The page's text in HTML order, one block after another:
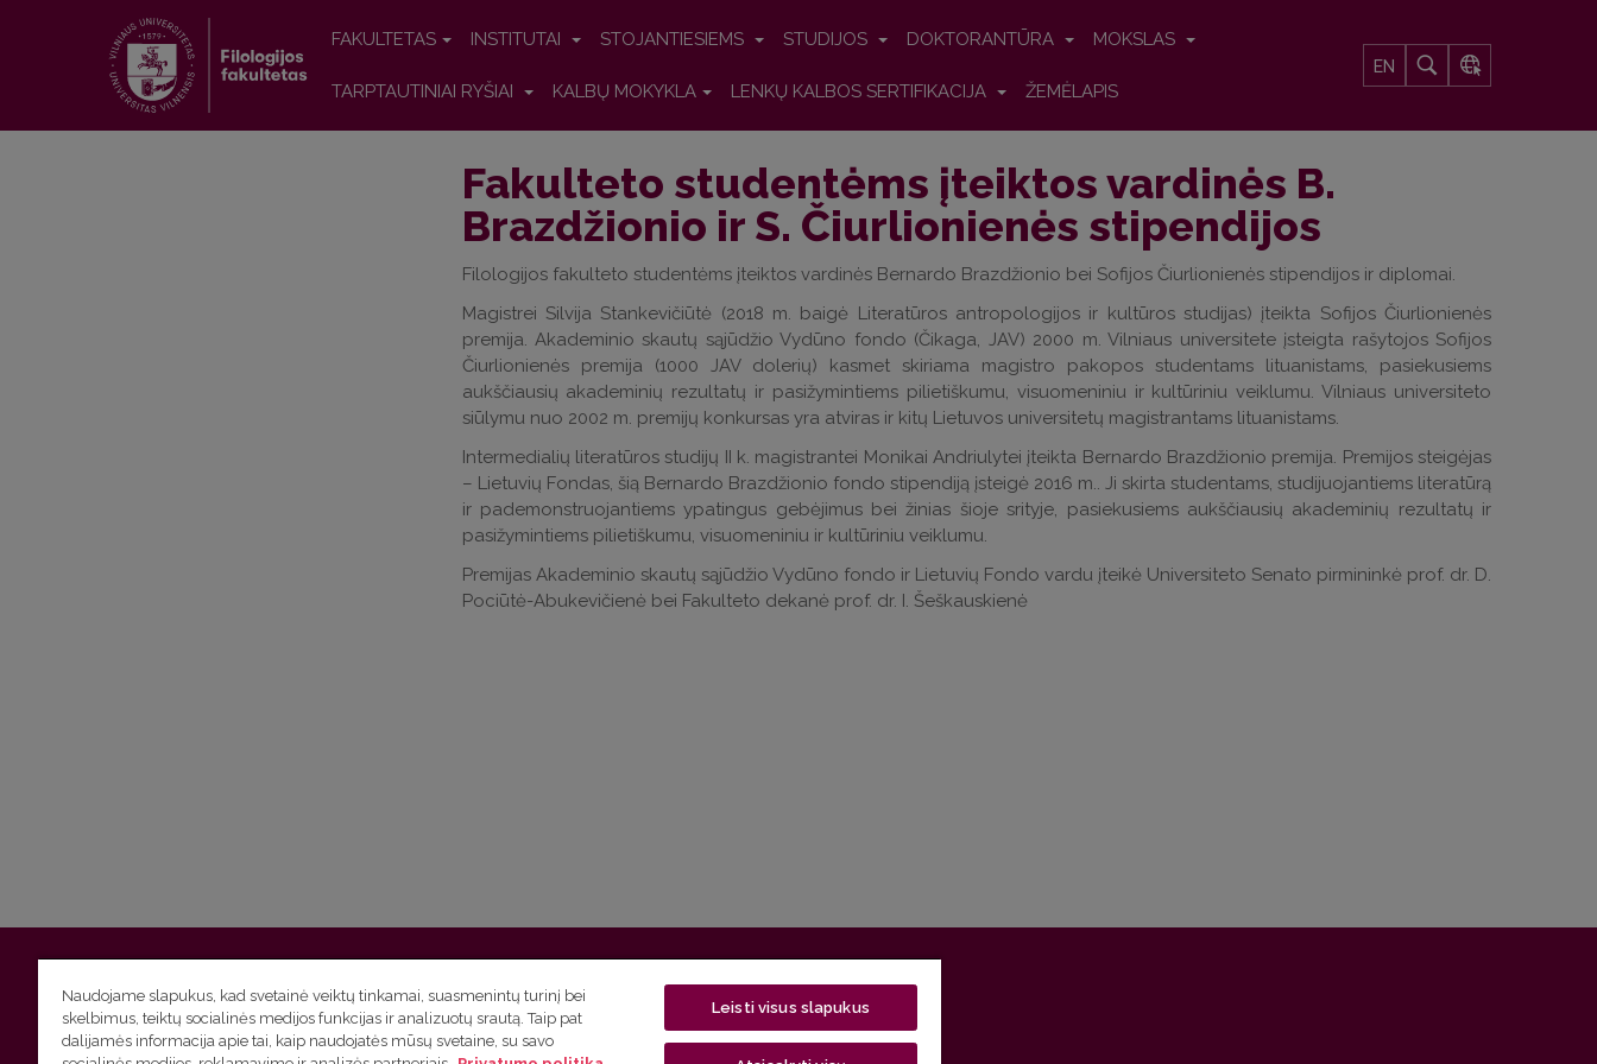
FAKULTETAS INSTITUTAI STOJANTIESIEMS STUDIJOS DOKTORANTŪRA MOKSLAS
TARPTAUTINIAI RYŠIAI KALBŲ MOKYKLA LENKŲ KALBOS SERTIFIKACIJA ŽEMĖLAPIS
EN
Fakulteto studentėms įteiktos vardinės B.
Brazdžionio ir S. Čiurlionienės stipendijos
Filologijos fakulteto studentėms įteiktos vardinės Bernardo Brazdžionio bei Sofijos Čiurlionienės stipendijos ir diplomai.
Magistrei Silvija Stankevičiūtė (2018 m. baigė Literatūros antropologijos ir kultūros studijas) įteikta Sofijos Čiurlionienės
premija. Akademinio skautų sąjūdžio Vydūno fondo (Čikaga, JAV) 2000 m. Vilniaus universitete įsteigta rašytojos Sofijos
Čiurlionienės premija (1000 JAV dolerių) kasmet skiriama magistro pakopos studentams lituanistams, pasiekusiems
aukščiausių akademinių rezultatų ir pasižymintiems pilietiškumu, visuomeniniu ir kultūriniu veiklumu. Vilniaus universiteto
siūlymu nuo 2002 m. premijų konkursas yra atviras ir kitų Lietuvos universitetų magistrantams lituanistams.
Intermedialių literatūros studijų II k. magistrantei Monikai Andriulytei įteikta Bernardo Brazdžionio premija. Premijos steigėjas
– Lietuvių Fondas, šią Bernardo Brazdžionio fondo stipendiją įsteigė 2016 m.. Ji skirta studentams, studijuojantiems literatūrą
ir pademonstruojantiems ypatingus gebėjimus bei žinias šioje srityje, pasiekusiems aukščiausių akademinių rezultatų ir
pasižymintiems pilietiškumu, visuomeniniu ir kultūriniu veiklumu.
Premijas Akademinio skautų sąjūdžio Vydūno fondo ir Lietuvių Fondo vardu įteikė Universiteto Senato pirmininkė prof. dr. D.
Pociūtė-Abukevičienė bei Fakulteto dekanė prof. dr. I. Šeškauskienė
Vilniaus universitetas Filologijos fakultetas | Universiteto g. 5, LT-01131 Vilnius
Studijų skyriaus(studijų ir tvarkaraščio klausimai) tel. (0 5) 268 7208 | El. paštasstudijos@flf.vu.lt
Naudojame slapukus, kad svetainė veiktų tinkamai, suasmenintų turinį bei
skelbimus, teiktų socialinės medijos funkcijas ir analizuotų srautą. Taip pat
dalijamės informacija apie tai, kaip naudojatės mūsų svetaine, su savo
Leisti visus slapukus